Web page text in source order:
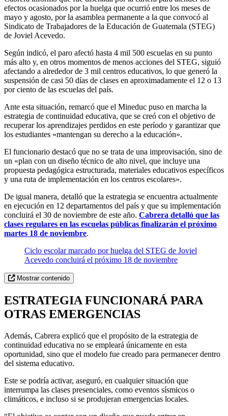
efectos ocasionados por la huelga que ocurrió entre los meses de
mayo y agosto, por la asamblea permanente a la que convocó al
Sindicato de Trabajadores de la Educación de Guatemala (STEG)
de Joviel Acevedo.
Según indicó, el paro afectó hasta 4 mil 500 escuelas en su punto
más alto y, en otros momentos de menos acciones del STEG, siguió
afectando a alrededor de 3 mil centros educativos, lo que generó la
suspensión de casi 50 días de clases en aproximadamente el 12 o 13
por ciento de las escuelas del país.
Ante esta situación, remarcó que el Mineduc puso en marcha la
estrategia de continuidad educativa, que se creó con el objetivo de
recuperar los aprendizajes perdidos en este período y garantizar que
los estudiantes «mantengan su derecho a la educación».
El funcionario destacó que no se trata de una improvisación, sino de
un «plan con un diseño técnico de alto nivel, que incluye una
propuesta pedagógica estructurada, materiales educativos específicos
y una ruta de implementación en los centros escolares».
De igual manera, detalló que la estrategia se encuentra actualmente
en ejecución en 12 departamentos del país y que su implementación
concluirá el 30 de noviembre de este año. Cabrera detalló que las
clases regulares en las escuelas públicas finalizarán el próximo
martes 18 de noviembre.
Ciclo escolar marcado por huelga del STEG de Joviel
Acevedo concluirá el próximo 18 de noviembre
Mostrar contenido
ESTRATEGIA FUNCIONARÁ PARA
OTRAS EMERGENCIAS
Además, Cabrera explicó que el propósito de la estrategia de
continuidad educativa no se empleará únicamente en esta
oportunidad, sino que el modelo fue creado para permanecer dentro
del sistema educativo.
Este se podría activar, aseguró, en cualquier situación que
interrumpa las clases presenciales, como eventos sísmicos o
climáticos, e incluso si se produjeran emergencias locales.